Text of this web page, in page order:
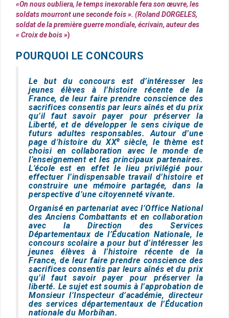
«On nous oubliera, le temps inexorable fera son œuvre, les
soldats mourront une seconde fois ». (Roland DORGELES,
soldat de la première guerre mondiale, écrivain, auteur des
« Croix de bois »)
POURQUOI LE CONCOURS
Le but du concours est d’intéresser les
jeunes élèves à l’histoire récente de la
France, de leur faire prendre conscience des
sacrifices consentis par leurs aînés et du prix
qu’il faut savoir payer pour préserver la
Liberté, et de développer le sens civique de
futurs adultes responsables. Autour d’une
page d’histoire du XXe
siècle, le thème est
choisi en collaboration avec le monde de
l’enseignement et les principaux partenaires.
L’école est en effet le lieu privilégié pour
effectuer l’indispensable travail d’histoire et
construire une mémoire partagée, dans la
perspective d’une citoyenneté vivante.
Organisé en partenariat avec l’Office National
des Anciens Combattants et en collaboration
avec la Direction des Services
Départementaux de l’Éducation Nationale, le
concours scolaire a pour but d’intéresser les
jeunes élèves à l’histoire récente de la
France, de leur faire prendre conscience des
sacrifices consentis par leurs aînés et du prix
qu’il faut savoir payer pour préserver la
liberté. Le sujet est soumis à l’approbation de
Monsieur l’Inspecteur d’académie, directeur
des services départementaux de l’Éducation
nationale du Morbihan.